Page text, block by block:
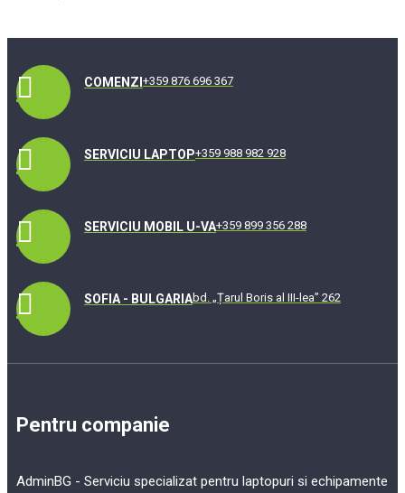
COMENZI +359 876 696 367
SERVICIU LAPTOP+359 988 982 928
SERVICIU MOBIL U-VA+359 899 356 288
SOFIA - BULGARIAbd. „Țarul Boris al III-lea” 262
Pentru companie
AdminBG - Serviciu specializat pentru laptopuri si echipamente